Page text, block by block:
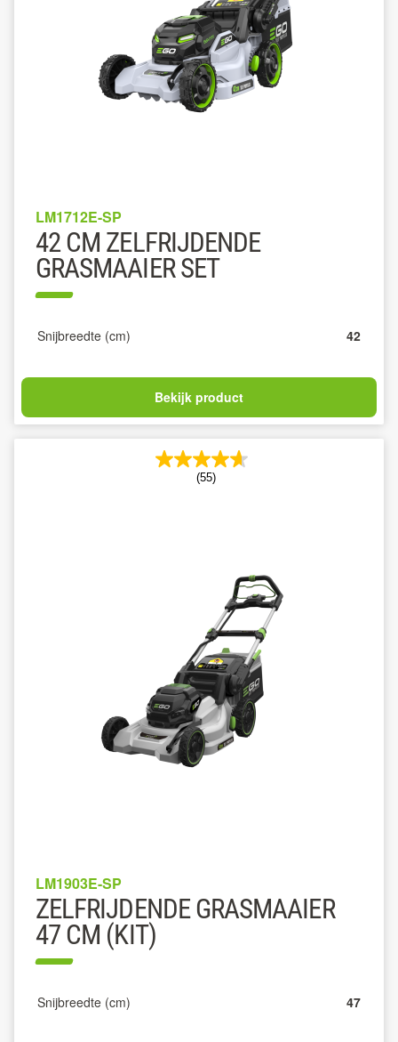
LM1712E-SP
42 CM ZELFRIJDENDE
GRASMAAIER SET
Snijbreedte (cm) 42
Bekijk product
(55)
LM1903E-SP
ZELFRIJDENDE GRASMAAIER
47 CM (KIT)
Snijbreedte (cm) 47